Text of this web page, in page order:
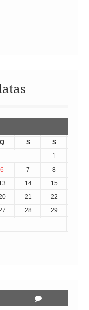
Q S
S
1
6 7
8
13 14
15
21
22
28
29